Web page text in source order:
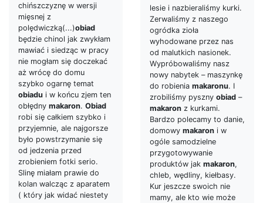
chińszczyznę w wersji
mięsnej z
polędwiczką(...)obiad
będzie chinol jak zwykłam
mawiać i siedząc w pracy
nie mogłam się doczekać
aż wrócę do domu
szybko ogarnę temat
obiadu i w końcu zjem ten
obłędny makaron. Obiad
robi się całkiem szybko i
przyjemnie, ale najgorsze
było powstrzymanie się
od jedzenia przed
zrobieniem fotki serio.
Slinę miałam prawie do
kolan walcząc z aparatem
( który jak widać niestety
lesie i nazbieraliśmy kurki.
Zerwaliśmy z naszego
ogródka zioła
wyhodowane przez nas
od malutkich nasionek.
Wypróbowaliśmy nasz
nowy nabytek – maszynkę
do robienia makaronu. I
zrobiliśmy pyszny obiad –
makaron z kurkami.
Bardzo polecamy to danie,
domowy makaron i w
ogóle samodzielne
przygotowywanie
produktów jak makaron,
chleb, wędliny, kiełbasy.
Kur jeszcze swoich nie
mamy, ale kto wie może